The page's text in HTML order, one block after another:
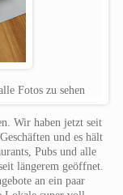
Fotos zu sehen
Wir haben jetzt seit
und es hält
Pubs und alle
längerem geöffnet.
an ein paar